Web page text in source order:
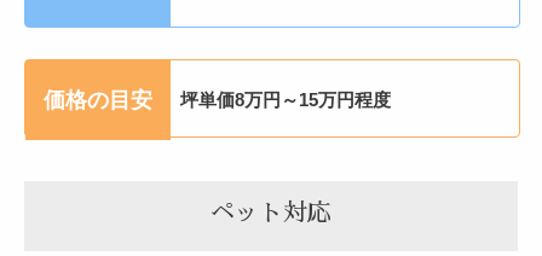
価格の目安 坪単価8万円～15万円程度
ペット対応